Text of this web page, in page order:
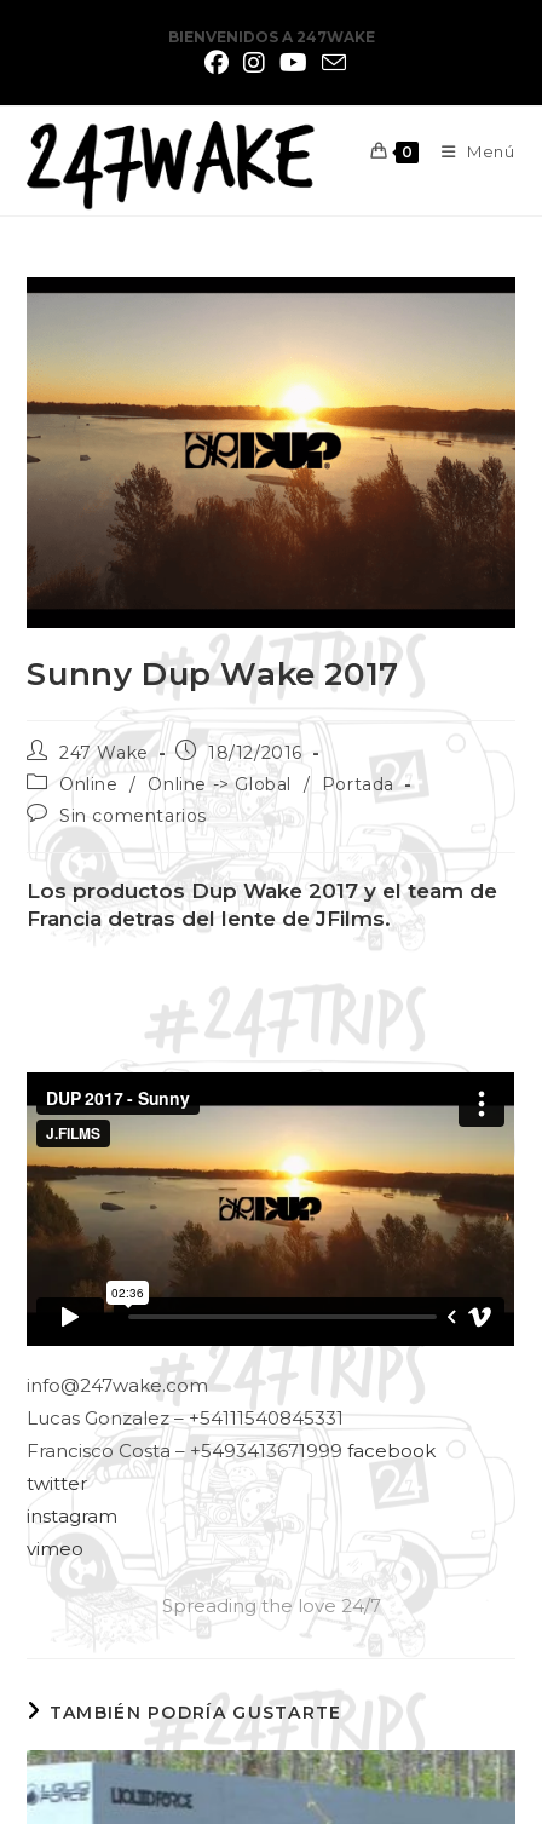
BIENVENIDOS A 247WAKE
0 Menú
Sunny Dup Wake 2017
247 Wake
18/12/2016
Online
/ Online -> Global /
Portada
Sin comentarios
Los productos Dup Wake 2017 y el team de
Francia detras del lente de JFilms.
info@247wake.com
Lucas Gonzalez – +54111540845331
Francisco Costa – +5493413671999facebook
twitter
instagram
vimeo
Spreading the love 24/7
TAMBIÉN PODRÍA GUSTARTE